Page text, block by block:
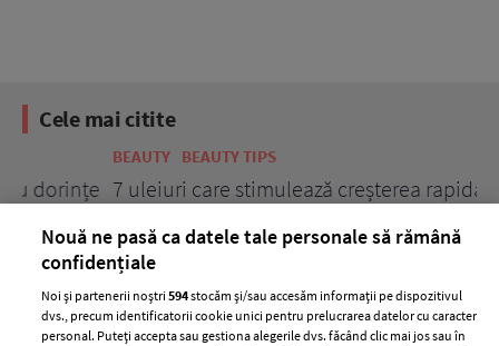
Cele mai citite
BEAUTY TIPS
7 uleiuri care stimulează creșterea rapidă a
Nouă ne pasă ca datele tale personale să rămână
confidențiale
Noi și partenerii noștri594stocăm și/sau accesăm informații pe dispozitivul
dvs., precum identificatorii cookie unici pentru prelucrarea datelor cu caracter
personal. Puteți accepta sau gestiona alegerile dvs. făcând clic mai jos sau în